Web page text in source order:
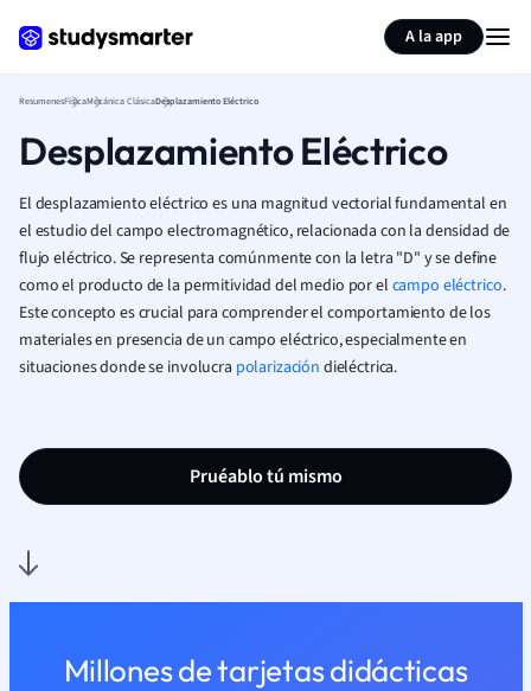
A la app
ResumenesFísicaMecánica ClásicaDesplazamiento Eléctrico
Desplazamiento Eléctrico
El desplazamiento eléctrico es una magnitud vectorial fundamental en
el estudio del campo electromagnético, relacionada con la densidad de
flujo eléctrico. Se representa comúnmente con la letra "D" y se define
como el producto de la permitividad del medio por el campo eléctrico.
Este concepto es crucial para comprender el comportamiento de los
materiales en presencia de un campo eléctrico, especialmente en
situaciones donde se involucra polarización dieléctrica.
Pruéablo tú mismo
Millones de tarjetas didácticas
Resumir página